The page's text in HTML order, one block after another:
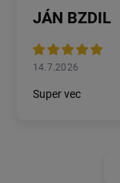
JÁN BZDIL
14.7.2026
Super vec